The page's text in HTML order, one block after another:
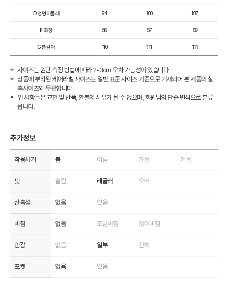
D 엉덩이둘레
F 화장
G 총길이
94
56
110
100
57
111
107
59
111
사이즈는 원단 측정 방법에 따라 2-3cm 오차 가능성이 있습니다.
상품에 부착된 케어라벨 사이즈는 일반 표준 사이즈 기준으로 기재되어 본 제품의 실
측사이즈와 무관합니다.
위 사항들은 교환 및 반품, 환불의 사유가 될 수 없으며, 회원님의 단순 변심으로 분류
됩니다.
추가정보
착용시기 봄 여름 가을 겨울
핏 슬림 레귤러 오버
신축성 없음 있음
비침 없음 조금비침 많이비침
안감 없음 일부 전체
포켓 없음 있음